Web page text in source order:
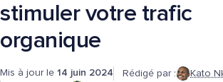
stimuler votre trafic
organique
Mis à jour le 14 juin 2024 Rédigé par :
Kato